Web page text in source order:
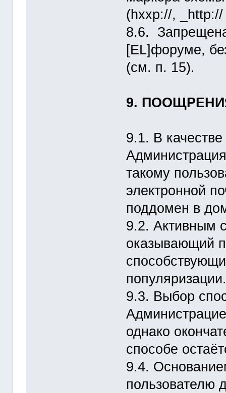
(hxxp://, _http://
8.6.
[EL]форуме,
(см. п. 15).
9.
9.1. В
такому
электронной
поддомен в
9.2. Активным
оказывающий
9.3. Выбор
однако
способе
9.4.
пользователю